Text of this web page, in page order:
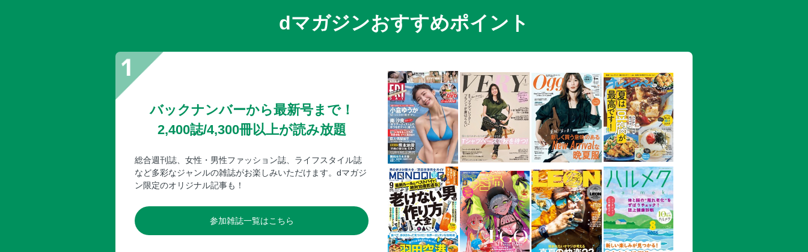
dマガジンおすすめポイント
バックナンバーから最新号まで！
2,400誌/4,300冊以上が読み放題
総合週刊誌、女性・男性ファッション誌、ライフスタイル誌
など多彩なジャンルの雑誌がお楽しみいただけます。dマガジ
ン限定のオリジナル記事も！
参加雑誌一覧はこちら